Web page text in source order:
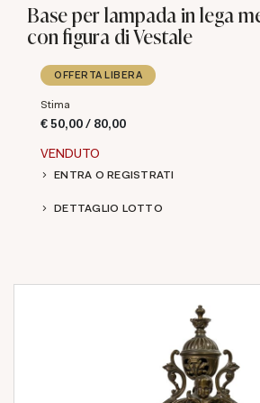
Base per lampada in lega
con figura di Vestale
OFFERTA LIBERA
Stima
€ 50,00 / 80,00
VENDUTO
ENTRA O REGISTRATI
DETTAGLIO LOTTO